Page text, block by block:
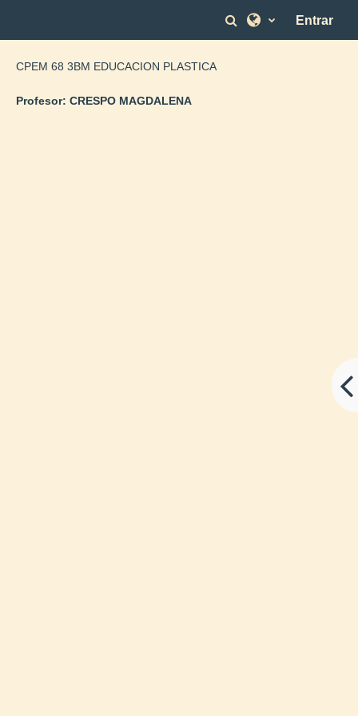
Selector de
Entrar
CPEM 68 3BM EDUCACION PLASTICA
Profesor: CRESPO MAGDALENA